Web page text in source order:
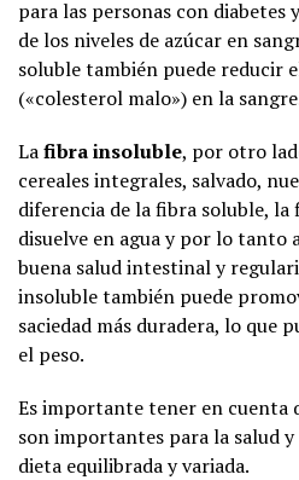
para las personas con diabetes
de los niveles de azúcar en
soluble también puede reducir
(«colesterol malo») en la
Lafibra insoluble, por otro
cereales integrales, salvado,
diferencia de la fibra soluble, la
disuelve en agua y por lo tanto
buena salud intestinal y
insoluble también puede
saciedad más duradera, lo que
el peso.
Es importante tener en cuenta
son importantes para la salud
dieta equilibrada y variada.